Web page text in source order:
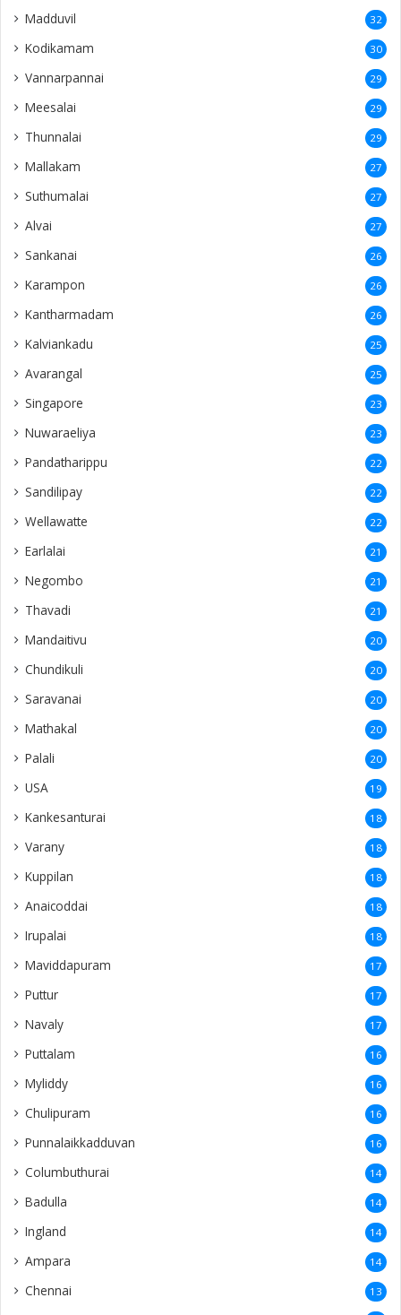
Madduvil 32
Kodikamam 30
Vannarpannai 29
Meesalai 29
Thunnalai 29
Mallakam 27
Suthumalai 27
Alvai 27
Sankanai 26
Karampon 26
Kantharmadam 26
Kalviankadu 25
Avarangal 25
Singapore 23
Nuwaraeliya 23
Pandatharippu 22
Sandilipay 22
Wellawatte 22
Earlalai 21
Negombo 21
Thavadi 21
Mandaitivu 20
Chundikuli 20
Saravanai 20
Mathakal 20
Palali 20
USA 19
Kankesanturai 18
Varany 18
Kuppilan 18
Anaicoddai 18
Irupalai 18
Maviddapuram 17
Puttur 17
Navaly 17
Puttalam 16
Myliddy 16
Chulipuram 16
Punnalaikkadduvan 16
Columbuthurai 14
Badulla 14
Ingland 14
Ampara 14
Chennai 13